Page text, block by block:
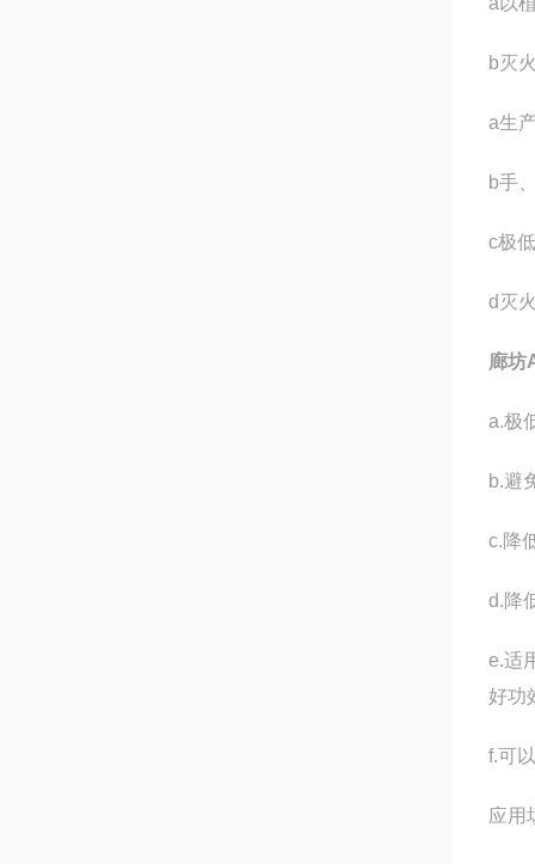
b灭
a生
b手
c极
d灭
廊坊
a.极
b.避
c.降
d.降
e.适
好功
f.可
应用